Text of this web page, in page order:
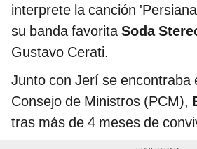
interprete la canción
su banda favoritaSoda
Gustavo Cerati.
Junto con Jerí se encontraba
Consejo de Ministros (PCM),
tras más de 4 meses de